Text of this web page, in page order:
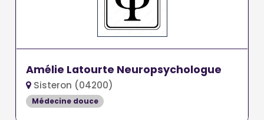
Amélie Latourte Neuropsychologue
Sisteron (04200)
Médecine douce